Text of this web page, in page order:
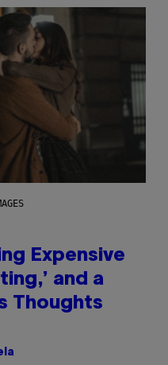
Expensive
and a
Thoughts